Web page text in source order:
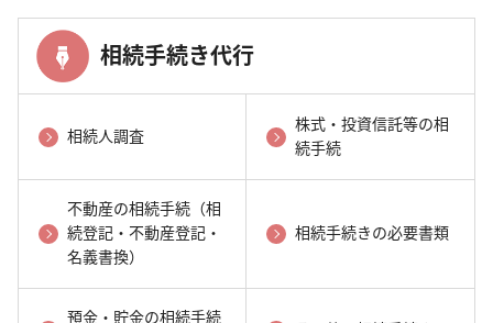
相続手続き代行
相続人調査
株式・投資信託等の相
続手続
不動産の相続手続（相
続登記・不動産登記・
名義書換）
相続手続きの必要書類
預金・貯金の相続手続